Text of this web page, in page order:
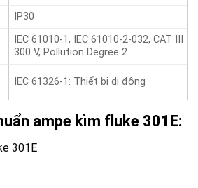
IP30
IEC 61010-1, IEC 61010-2-032, CAT III
300 V, Pollution Degree 2
IEC 61326-1: Thiết bị di động
ampe kìm fluke 301E:
301E